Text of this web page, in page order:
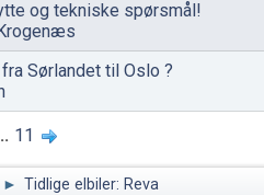
og tekniske spørsmål!
Sørlandet til Oslo ?
11
► Tidlige elbiler: Reva